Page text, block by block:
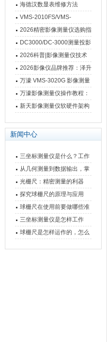
德汉数显表故障维修内容
海德汉数显表维修方法
VMS-2010FS/VMS-
3020FS/VMS-4030FS手动
影像测量仪技术参数
2026精密影像测量仪选购指
南 靠谱品牌一站式选型推荐
DC3000/DC-3000测量投影
仪万濠数据处理器数显表故
障维修方法
2026科普|影像测量仪技术
原理、分类及选型应用
2026影像仪品牌推荐：泽升
影像测量仪选型指南
万濠 VMS-3020G 影像测量
仪技术规格与应用解析
万濠影像测量仪操作教程：
从开机到出报告，新手也能
新天影像测量仪软硬件架构
新闻中心
三坐标测量仪是什么？工作
原理、分类与核心功能一次
讲清
从几何测量到数据输出，掌
握万濠影像测量仪的六大核
心能力
光栅尺：精密测量的利器
探究球栅尺的原理与应用
球栅尺在使用前要做哪些准
备工作？
三坐标测量仪是怎样工作
的，功能有什么优势？
球栅尺是怎样运作的，怎么